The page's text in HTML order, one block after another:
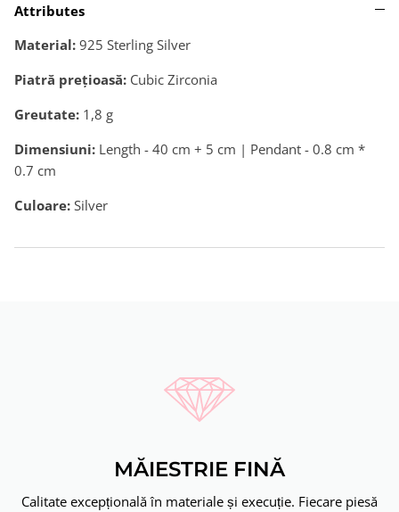
Attributes
Material: 925 Sterling Silver
Piatră preţioasă: Cubic Zirconia
Greutate: 1,8 g
Dimensiuni: Length - 40 cm + 5 cm | Pendant - 0.8 cm *
0.7 cm
Culoare: Silver
MĂIESTRIE FINĂ
Calitate excepțională în materiale și execuție. Fiecare piesă